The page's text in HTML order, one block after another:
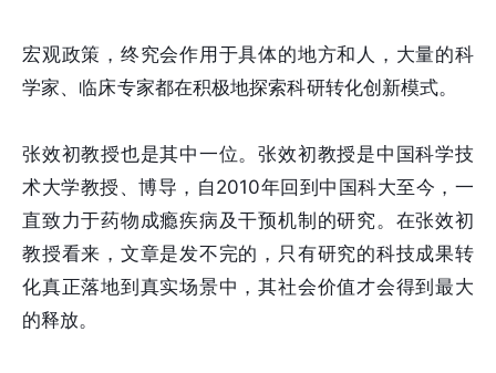
宏观政策，终究会作用于具体的地方和人，大量的科
学家、临床专家都在积极地探索科研转化创新模式。
张效初教授也是其中一位。张效初教授是中国科学技
术大学教授、博导，自2010年回到中国科大至今，一
直致力于药物成瘾疾病及干预机制的研究。在张效初
教授看来，文章是发不完的，只有研究的科技成果转
化真正落地到真实场景中，其社会价值才会得到最大
的释放。